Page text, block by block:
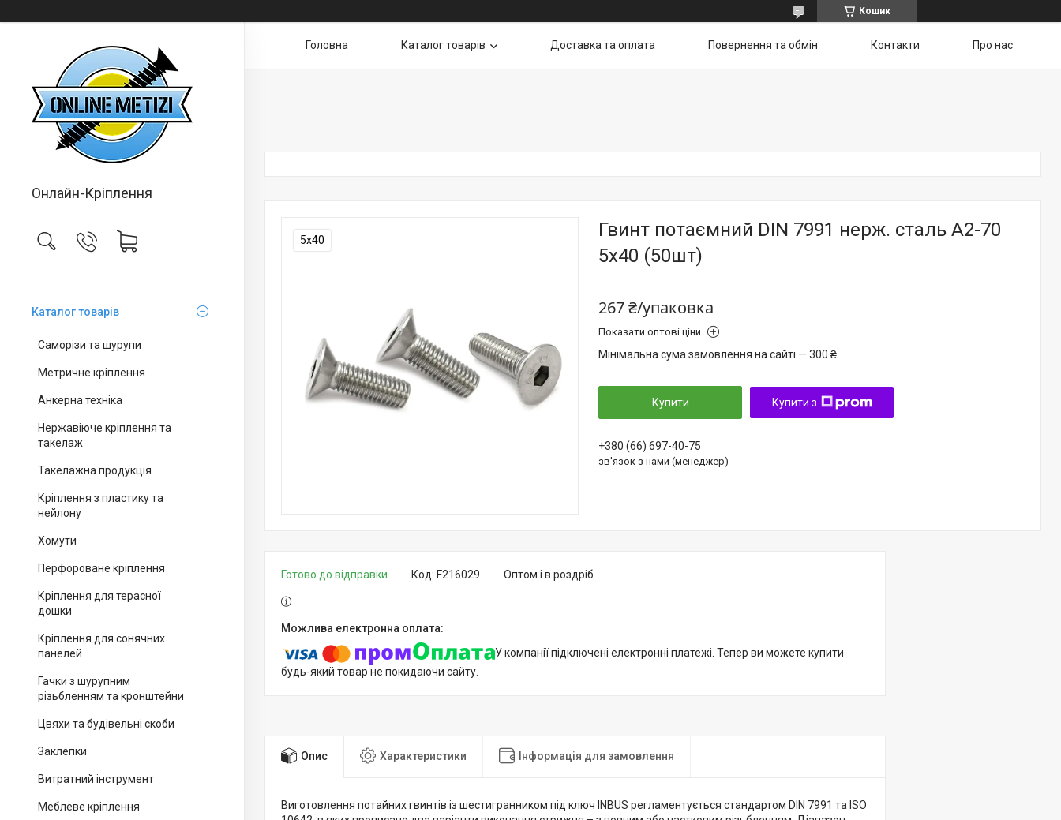
Кошик
Онлайн-Кріплення
Каталог товарів
Саморізи та шурупи
Метричне кріплення
Анкерна техніка
Нержавіюче кріплення та
такелаж
Такелажна продукція
Кріплення з пластику та
нейлону
Хомути
Перфороване кріплення
Кріплення для терасної
дошки
Кріплення для сонячних
панелей
Гачки з шурупним
різьбленням та кронштейни
Цвяхи та будівельні скоби
Заклепки
Витратний інструмент
Меблеве кріплення
Головна Каталог товарів Доставка та оплата Повернення та обмін Контакти Про нас
5х40
Гвинт потаємний DIN 7991 нерж. сталь А2-70
5х40 (50шт)
267 ₴/упаковка
Показати оптові ціни
Мінімальна сума замовлення на сайті — 300 ₴
Купити Купити з
+380 (66) 697-40-75
зв'язок з нами (менеджер)
Готово до відправки Оптом і в роздріб
Код: F216029
У компанії підключені електронні платежі. Тепер ви можете купити
будь-який товар не покидаючи сайту.
Опис Характеристики Інформація для замовлення
Виготовлення потайних гвинтів із шестигранником під ключ INBUS регламентується стандартом DIN 7991 та ISO